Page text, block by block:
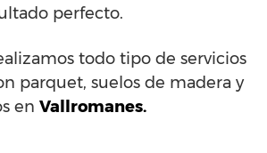
perfecto.
todo tipo de servicios
parquet, suelos de madera y
en Vallromanes.